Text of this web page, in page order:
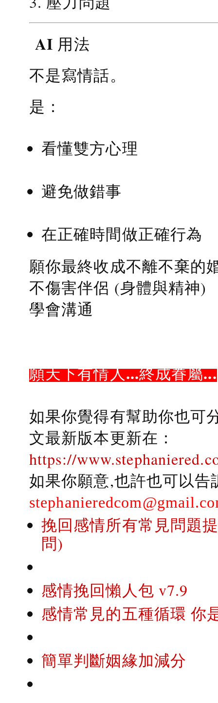
AI 用法
不是寫情話。
是：
看懂雙方心理
避免做錯事
在正確時間做正確行為
願你最終收成不離不棄的
不傷害伴侶 (身體與精神)
學會溝通
願天下有情人...終成眷屬...
如果你覺得有幫助你也可
文最新版本更新在：
https://
如果你願意,也許也可以
挽回感情所有常見問題
問)
感情挽回懶人包 v7.9
感情常見的五種循環 你
簡單判斷姻緣加減分